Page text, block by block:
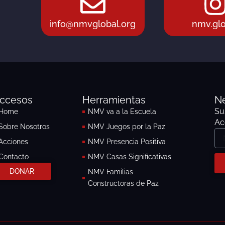
info@nmvglobal.org
Home
Nosotros
DONAR
Herramientas
NMV va a la Escuela
NMV Juegos por la Paz
NMV Presencia Positiva
NMV Casas Significativas
NMV Familias
Constructoras de Paz